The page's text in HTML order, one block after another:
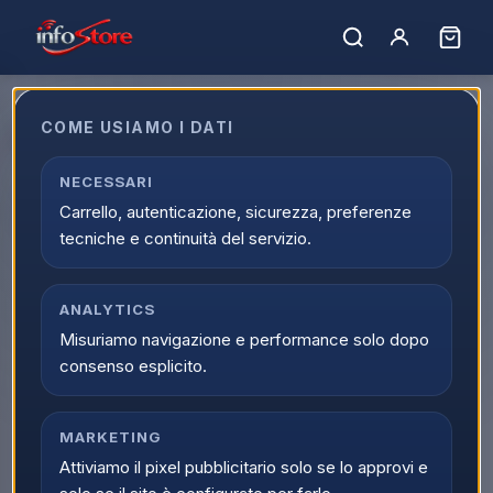
COME USIAMO I DATI
NECESSARI
Carrello, autenticazione, sicurezza, preferenze
tecniche e continuità del servizio.
ANALYTICS
Misuriamo navigazione e performance solo dopo
consenso esplicito.
MARKETING
Attiviamo il pixel pubblicitario solo se lo approvi e
Home
HOCO
prodotti HOCO
ULTIMI PEZZI
HOCO
AURICOLARE
BLUETOOTH HOCO
BLACK
Scopri il prodotto
HOCO
AURICOLARE
HOCO
TYPE-C M114 BIANCO
RETE HOCO 20W USB-